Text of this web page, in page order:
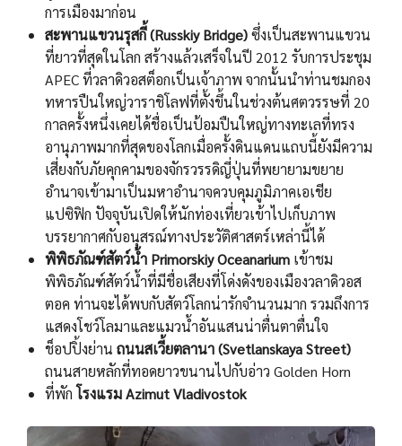
การเมืองมาก่อน
สะพานแขวนรุสกี้ (Russkiy Bridge)ซึ่งเป็นสะพานแขวน
ที่ยาวที่สุดในโลก สร้างแล้วเสร็จในปี 2012 รับการประชุม
APEC ที่วลาดิวอสต็อกเป็นเจ้าภาพ จากนั้นนำท่านชมกอง
ทหารปืนใหญ่วาราชิโลฟที่ตั้งขึ้นในช่วงต้นศตวรรษที่ 20
กาลครั้งหนึ่งเคยได้ชื่อเป็นป้อมปืนใหญ่ทางทะเลที่ทรง
อานุภาพมากที่สุดของโลกเมื่อครั้งดินแดนแถบนี้ยังมีความ
เสี่ยงกับภัยคุกคามของจักรวรรดิญี่ปุ่นที่พยายามขยาย
อำนาจเข้ามาเป็นมหาอำนาจควบคุมภูมิภาคเอเชีย
แปซิฟิก ปัจจุบันเปิดให้นักท่องเที่ยวเข้าไปเก็บภาพ
บรรยากาศกับอนุสรณ์ทางประวัติศาสตร์เหล่านี้ได้
พิพิธภัณฑ์สัตว์น้ำ Primorskiy Oceanarium เข้าชม
พิพิธภัณฑ์สัตว์น้ำที่มีชื่อเสียงที่โด่งดังของเมืองวลาดิวอส
ตอค ท่านจะได้พบกับสัตว์โลกน่ารักจำนวนมาก รวมถึงการ
แสดงโชว์โลมาและแมวน้ำอันแสนน่าตื่นตาตื่นใจ
ช็อปปิ้งย่าน ถนนสเวี้ยตลานา (Svetlanskaya Street)
ถนนสายหลักที่ทอดยาวขนานไปกับอ่าว Golden Horn
ที่พัก โรงแรม Azimut Vladivostok